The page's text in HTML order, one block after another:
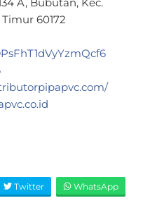
60172
Twitter WhatsApp